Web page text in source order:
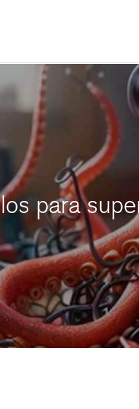
para